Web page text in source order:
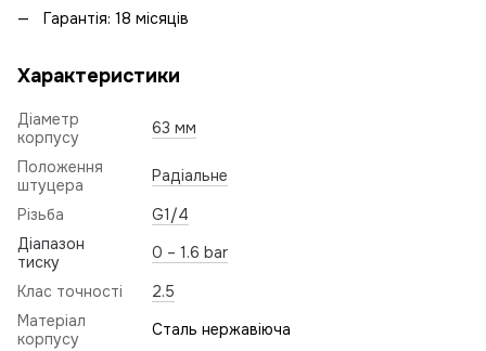
Гарантія: 18 місяців
Характеристики
Діаметр
корпусу
63 мм
Положення
штуцера
Радіальне
Різьба
G1/4
Діапазон
тиску
0 – 1.6 bar
Клас точності
2.5
Матеріал
корпусу
Сталь нержавіюча